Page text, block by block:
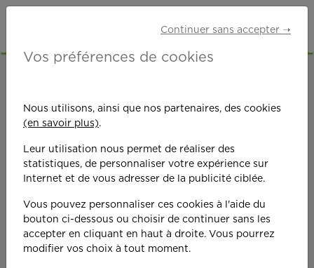
On est toujours plus
performant
Continuer sans accepter ➝
Vos préférences de cookies
Nous utilisons, ainsi que nos partenaires, des cookies
(en savoir plus).
Leur utilisation nous permet de réaliser des
statistiques, de personnaliser votre expérience sur
Internet et de vous adresser de la publicité ciblée.
Vous pouvez personnaliser ces cookies à l'aide du
bouton ci-dessous ou choisir de continuer sans les
accepter en cliquant en haut à droite. Vous pourrez
modifier vos choix à tout moment.